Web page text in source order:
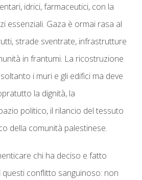
idrici, farmaceutici, con la
essenziali. Gaza è ormai rasa al
strade sventrate, infrastrutture
in frantumi. La ricostruzione
i muri e gli edifici ma deve
la dignità, la
politico, il rilancio del tessuto
della comunità palestinese.
chi ha deciso e fatto
conflitto sanguinoso: non